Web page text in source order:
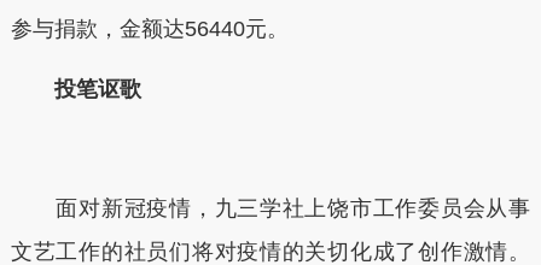
参与捐款，金额达56440元。
投笔讴歌
面对新冠疫情，九三学社上饶市工作委员会从事
文艺工作的社员们将对疫情的关切化成了创作激情。